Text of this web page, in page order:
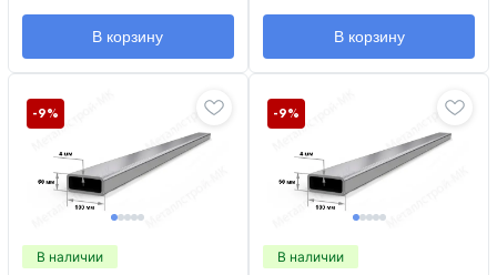
В корзину В корзину
В наличии
-9%
В наличии
-9%